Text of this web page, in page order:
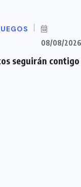
08/08/2026
seguirán contigo